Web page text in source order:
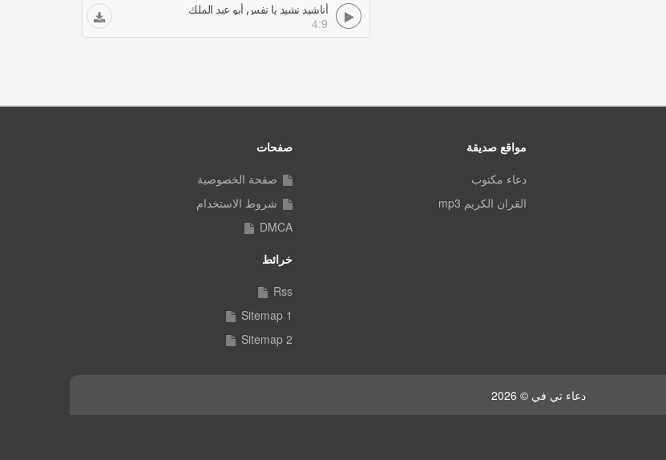
أناشيد نشيد يا نفس أبو عبد الملك
4:9
مواقع صديقة
دعاء مكتوب
القران الكريم mp3
صفحات
صفحة الخصوصية
شروط الاستخدام
DMCA
خرائط
Rss
Sitemap 1
Sitemap 2
دعاء تي في © 2026